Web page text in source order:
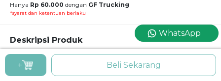
Hanya Rp 60.000 dengan GF Trucking
*syarat dan ketentuan berlaku
Deskripsi Produk
Meja Aditech CM 02
Meja Resepsionis / Meja Penerima Tamu Kantor Aditech CM 02
+ Beli Sekarang
WhatsApp